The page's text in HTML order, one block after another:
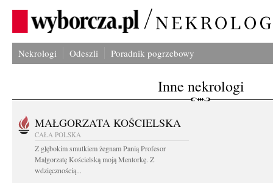
Nekrologi Odeszli Poradnik pogrzebowy
Inne nekrologi
MAŁGORZATA KOŚCIELSKA
CAŁA POLSKA
Z głębokim smutkiem żegnam Panią Profesor
Małgorzatę Kościelską moją Mentorkę. Z
wdzięcznością...